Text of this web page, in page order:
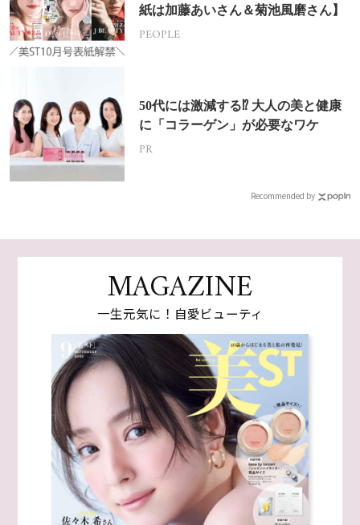
紙は加藤あいさん＆菊池風磨さん】
PEOPLE
50代には激減する⁉ 大人の美と健康
に「コラーゲン」が必要なワケ
PR
Recommended by
MAGAZINE
一生元気に！自愛ビューティ